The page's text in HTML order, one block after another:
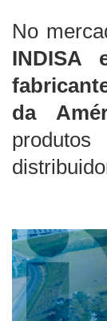
No
INDISA
da